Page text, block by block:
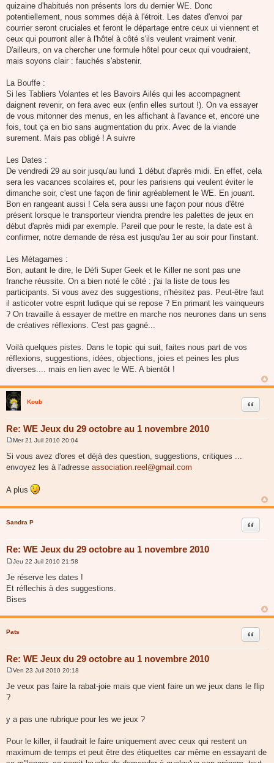
quizaine d'habitués non présents lors du dernier WE. Donc
potentiellement, nous sommes déjà à l'étroit. Les dates d'envoi par
courrier seront cruciales et feront le départage entre ceux ui viennent et
ceux qui pourront aller à l'hôtel à côté s'ils veulent vraiment venir.
D'ailleurs, on va chercher une formule hôtel pour ceux qui voudraient,
mais soyons clair : fauchés s'abstenir.
La Bouffe :
Si les Tabliers Volantes et les Bavoirs Ailés qui les accompagnent
daignent revenir, on fera avec eux (enfin elles surtout !). On va essayer
de vous mitonner des menus, en les affichant à l'avance et, encore une
fois, tout ça en bio sans augmentation du prix. Avec de la viande
surement. Mais pas obligé ! A suivre
Les Dates :
De vendredi 29 au soir jusqu'au lundi 1 début d'après midi. En effet, cela
sera les vacances scolaires et, pour les parisiens qui veulent éviter le
dimanche soir, c'est une façon de finir agréablement le WE. En jouant.
Bon en rangeant aussi ! Cela sera aussi une façon pour nous d'être
présent lorsque le transporteur viendra prendre les palettes de jeux en
début d'après midi par exemple. Pareil que pour le reste, la date est à
confirmer, notre demande de résa est jusqu'au 1er au soir pour l'instant.
Les Métagames :
Bon, autant le dire, le Défi Super Geek et le Killer ne sont pas une
franche réussite. On a bien noté le côté : j'ai la liste de tous les
participants. Si vous avez des suggestions, n'hésitez pas. Peut-être faut
il asticoter votre esprit ludique qui se repose ? En primant les vainqueurs
? On travaille à essayer de mettre en marche nos neurones dans un sens
de créatives réflexions. C'est pas gagné...
Voilà quelques pistes. Dans le topic qui suit, faites nous part de vos
réflexions, suggestions, idées, objections, joies et peines les plus
diverses.... mais en lien avec le WE. A bientôt !
Koub
Re: WE Jeux du 29 octobre au 1 novembre 2010
Citer
s
e
Mer 21 Juil 2010 20:04
Si vous avez d'ores et déjà des question, suggestions, critiques ...
envoyez les à l'adresse association.reel@gmail.com
A plus
Sandra P
Re: WE Jeux du 29 octobre au 1 novembre 2010
Citer
s
s
g
Jeu 22 Juil 2010 21:58
Je réserve les dates !
Et réflechis à des suggestions.
Bises
Pats
Re: WE Jeux du 29 octobre au 1 novembre 2010
Citer
s
e
Ven 23 Juil 2010 20:18
Je veux pas faire la rabat-joie mais que vient faire un we jeux dans le flip
?
y a pas une rubrique pour les we jeux ?
Pour le killer, il faudrait le faire uniquement avec ceux qui restent un
maximum de temps et peut être des étiquettes car même en essayant de